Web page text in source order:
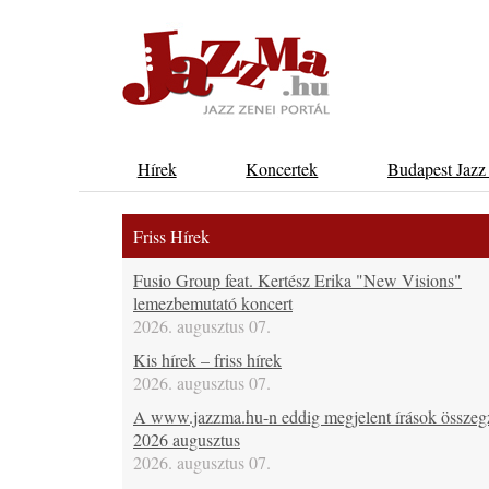
Hírek Koncertek Budapest
Friss Hírek
Fusio Group feat. Kertész Erika "New Visions"
lemezbemutató koncert
2026. augusztus 07.
Kis hírek – friss hírek
2026. augusztus 07.
A www.jazzma.hu-n eddig megjelent írások
2026 augusztus
2026. augusztus 07.